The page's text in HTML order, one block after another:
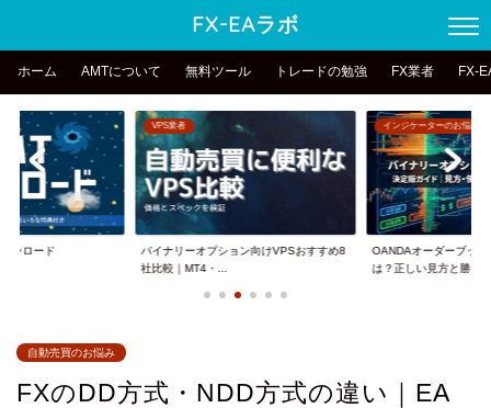
FX-EAラボ
ホーム AMTについて 無料ツール トレードの勉強 FX業者 FX-
ンロード
VPS業者
バイナリーオプション向けVPSおすすめ8
社比較｜MT4・...
インジケーターのお悩み
OANDAオーダーブッ
は？正しい見方と勝...
自動売買のお悩み
FXのDD方式・NDD方式の違い｜EA